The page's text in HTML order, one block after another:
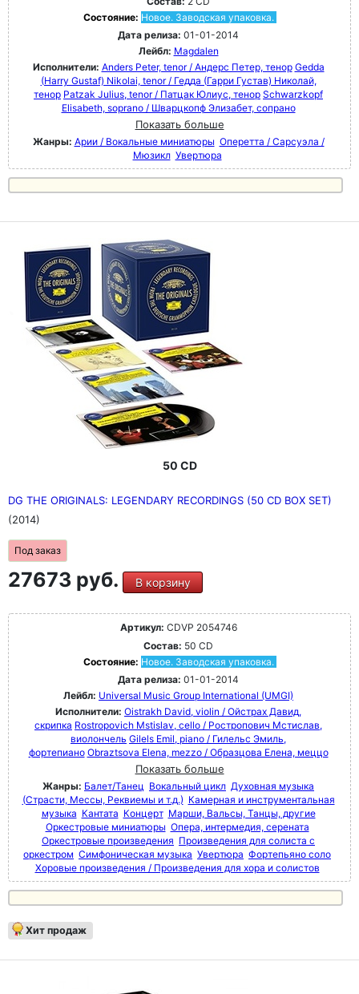
Состояние: Новое. Заводская упаковка.
Дата релиза: 01-01-2014
Лейбл: Magdalen
Исполнители: Anders Peter, tenor / Андерс Петер, тенор Gedda
(Harry Gustaf) Nikolai, tenor / Гедда (Гарри Густав) Николай,
тенор Patzak Julius, tenor / Патцак Юлиус, тенор Schwarzkopf
Elisabeth, soprano / Шварцкопф Элизабет, сопрано
Показать больше
Жанры: Арии / Вокальные миниатюры Оперетта / Сарсуэла /
Мюзикл Увертюра
50 CD
DG THE ORIGINALS: LEGENDARY RECORDINGS (50 CD BOX SET)
(2014)
Под заказ
27673 руб. В корзину
Артикул: CDVP 2054746
Состав: 50 CD
Состояние: Новое. Заводская упаковка.
Дата релиза: 01-01-2014
Лейбл: Universal Music Group International (UMGI)
Исполнители: Oistrakh David, violin / Ойстрах Давид,
скрипка Rostropovich Mstislav, cello / Ростропович Мстислав,
виолончель Gilels Emil, piano / Гилельс Эмиль,
фортепиано Obraztsova Elena, mezzo / Образцова Елена, меццо
Показать больше
Жанры: Балет/Танец Вокальный цикл Духовная музыка
(Страсти, Мессы, Реквиемы и т.д.) Камерная и инструментальная
музыка Кантата Концерт Марши, Вальсы, Танцы, другие
Оркестровые миниатюры Опера, интермедия, серената
Оркестровые произведения Произведения для солиста с
оркестром Симфоническая музыка Увертюра Фортепьяно соло
Хоровые произведения / Произведения для хора и солистов
Хит продаж